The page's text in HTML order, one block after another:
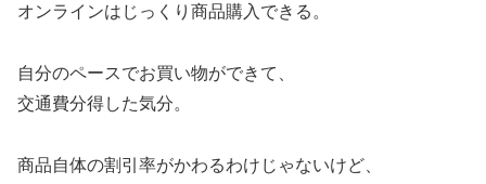
オンラインはじっくり商品購入できる。
自分のペースでお買い物ができて、
交通費分得した気分。
商品自体の割引率がかわるわけじゃないけど、